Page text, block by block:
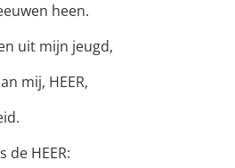
heen.
uit mijn jeugd,
mij, HEER,
de HEER: